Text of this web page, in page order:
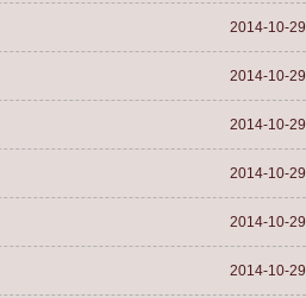
2014-10-29
2014-10-29
2014-10-29
2014-10-29
2014-10-29
2014-10-29